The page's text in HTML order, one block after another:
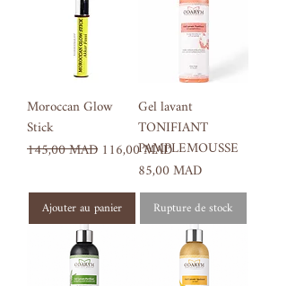
Moroccan Glow
Stick
Prix original
145,00 MADPrix promotionnel
116,00 MAD
Ajouter au panier
Gel lavant
TONIFIANT
PAMPLEMOUSSE
Prix
85,00 MAD
Rupture de stock